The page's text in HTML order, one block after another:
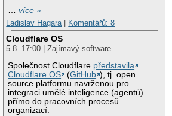
…více »
Ladislav Hagara| Komentářů: 8
Cloudflare OS
5.8. 17:00 | Zajímavý software
Společnost Cloudflare představila
Cloudflare OS
(GitHub ), tj. open
source platformu navrženou pro
integraci umělé inteligence (agentů)
přímo do pracovních procesů
organizací.